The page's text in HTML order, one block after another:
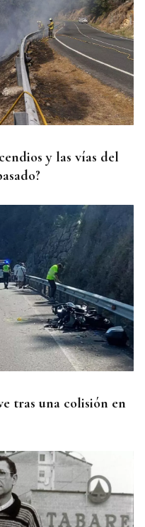
y las vías del
tras una colisión en